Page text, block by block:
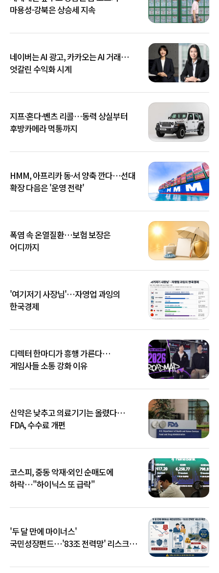
마용성·강북은 상승세 지속
네이버는 AI 광고, 카카오는 AI 거래…
엇갈린 수익화 시계
지프·혼다·벤츠 리콜…동력 상실부터
후방카메라 먹통까지
HMM, 아프리카 동·서 양축 깐다…선대
확장 다음은 '운영 전략'
폭염 속 온열질환…보험 보장은
어디까지
'여기저기 사장님'…자영업 과잉의
한국경제
디렉터 한마디가 흥행 가른다…
게임사들 소통 강화 이유
신약은 낮추고 의료기기는 올렸다…
FDA, 수수료 개편
코스피, 중동 악재·외인 순매도에
하락…"하이닉스 또 급락"
'두 달 만에 마이너스'
국민성장펀드…'83조 전력망' 리스크